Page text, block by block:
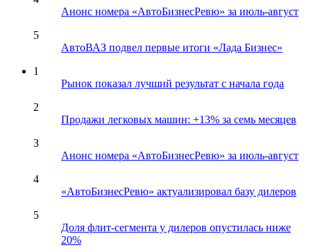
Анонс номера «АвтоБизнесРевю» за июль-август
5
АвтоВАЗ подвел первые итоги «Лада Бизнес»
1
Рынок показал лучший результат с начала года
2
Продажи легковых машин: +13% за семь месяцев
3
Анонс номера «АвтоБизнесРевю» за июль-август
4
«АвтоБизнесРевю» актуализировал базу дилеров
5
Доля флит-сегмента у дилеров опустилась ниже
20%